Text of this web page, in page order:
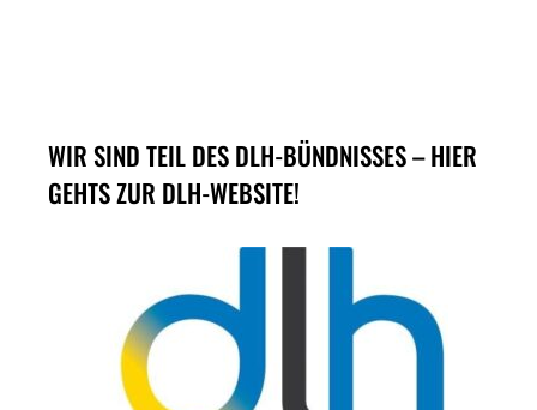
WIR SIND TEIL DES DLH-BÜNDNISSES – HIER
GEHTS ZUR DLH-WEBSITE!